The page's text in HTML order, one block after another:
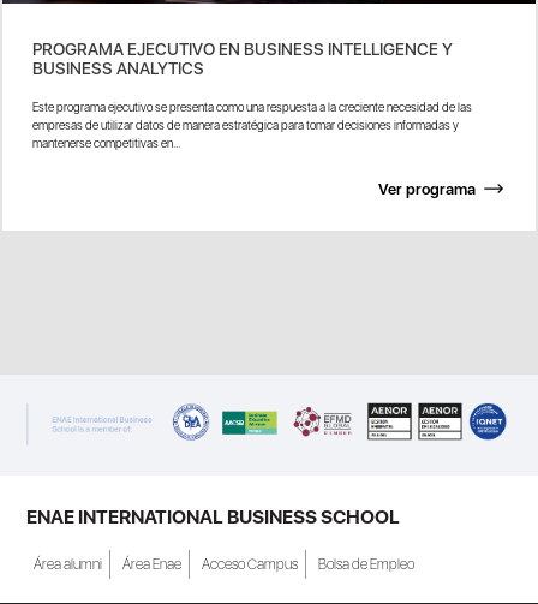
PROGRAMA EJECUTIVO EN BUSINESS INTELLIGENCE Y
BUSINESS ANALYTICS
Este programa ejecutivo se presenta como una respuesta a la creciente necesidad de las
empresas de utilizar datos de manera estratégica para tomar decisiones informadas y
mantenerse competitivas en...
Ver programa
ENAE INTERNATIONAL BUSINESS SCHOOL
Área alumni Área Enae Acceso Campus Bolsa de Empleo